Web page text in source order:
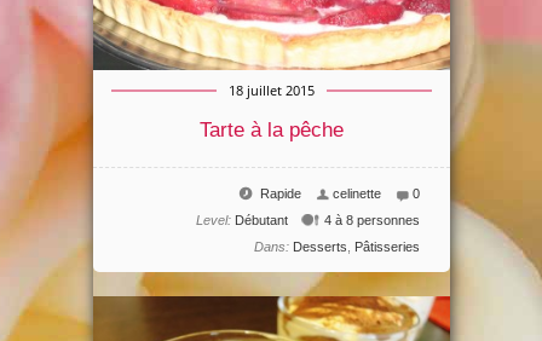
18 juillet 2015
Tarte à la pêche
0
celinette
Rapide
4 à 8 personnes
Level: Débutant
Dans: Desserts Pâtisseries